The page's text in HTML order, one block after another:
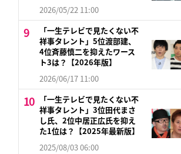
2026/05/22 11:00
「一生テレビで見たくない不
祥事タレント」5位渡部建、
4位斉藤慎二を抑えたワース
ト3は？【2026年版】
2026/06/17 11:00
「一生テレビで見たくない不
祥事タレント」3位田代まさ
し氏、2位中居正広氏を抑え
た1位は？【2025年最新版】
2025/08/03 06:00